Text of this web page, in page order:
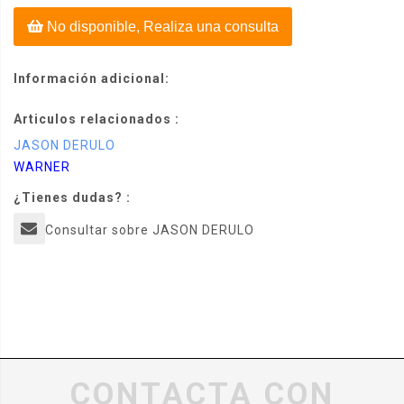
No disponible, Realiza una consulta
Información adicional:
Articulos relacionados :
JASON DERULO
WARNER
¿Tienes dudas? :
Consultar sobre JASON DERULO
CONTACTA CON